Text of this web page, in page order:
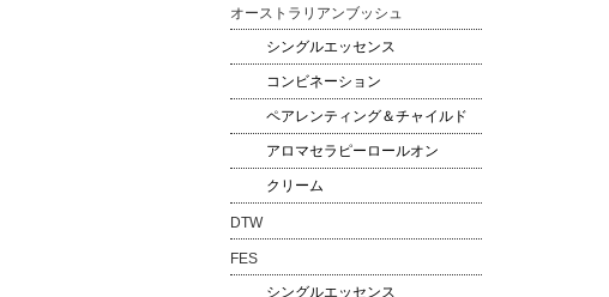
オーストラリアンブッシュ
シングルエッセンス
コンビネーション
ペアレンティング＆チャイルド
アロマセラピーロールオン
クリーム
DTW
FES
シングルエッセンス